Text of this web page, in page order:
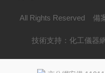
All Rights Reserved備
技術支持： 化工儀器